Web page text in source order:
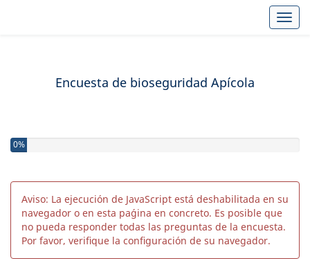
Encuesta de bioseguridad Apícola
Ha completado el 0% de esta encuesta
0%
Aviso: La ejecución de JavaScript está deshabilitada en su
navegador o en esta paǵina en concreto. Es posible que
no pueda responder todas las preguntas de la encuesta.
Por favor, verifique la configuración de su navegador.